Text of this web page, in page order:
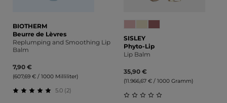
BIOTHERM
Beurre de Lèvres
Replumping and Smoothing Lip
Balm
7,90 €
(607,69 € / 1000 Milliliter)
5.0 (2)
SISLEY
Phyto-Lip
Lip Balm
35,90 €
(11.966,67 € / 1000 Gramm)